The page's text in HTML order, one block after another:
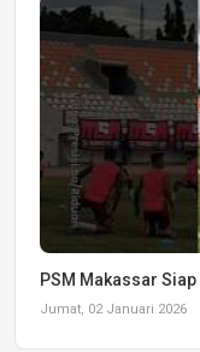
PSM Makassar
Jumat, 02 Januari 2026